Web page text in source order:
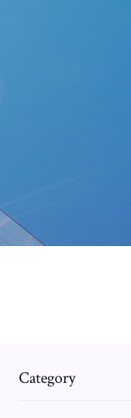
Category